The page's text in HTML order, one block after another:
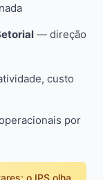
— direção
custo
por
o IPS olha